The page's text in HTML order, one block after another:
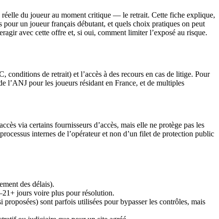
réelle du joueur au moment critique — le retrait. Cette fiche explique,
un joueur français débutant, et quels choix pratiques on peut
avec cette offre et, si oui, comment limiter l’exposé au risque.
de retrait) et l’accès à des recours en cas de litige. Pour
l’ANJ pour les joueurs résidant en France, et de multiples
via certains fournisseurs d’accès, mais elle ne protège pas les
internes de l’opérateur et non d’un filet de protection public
des délais).
jours voire plus pour résolution.
sont parfois utilisées pour bypasser les contrôles, mais